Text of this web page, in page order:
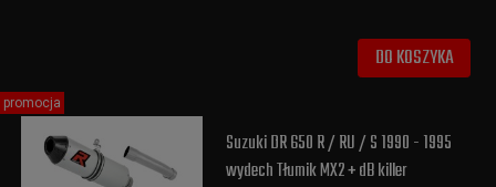
DO KOSZYKA
Suzuki DR 650 R / RU / S 1990 - 1995
wydech Tłumik MX2 + dB killer
promocja